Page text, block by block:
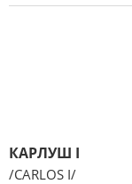
КАРЛУШ I
/CARLOS I/